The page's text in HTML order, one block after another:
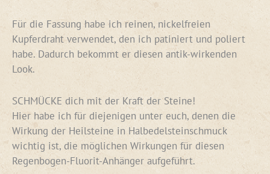
Für die Fassung habe ich reinen, nickelfreien
Kupferdraht verwendet, den ich patiniert und poliert
habe. Dadurch bekommt er diesen antik-wirkenden
Look.
SCHMÜCKE dich mit der Kraft der Steine!
Hier habe ich für diejenigen unter euch, denen die
Wirkung der Heilsteine in Halbedelsteinschmuck
wichtig ist, die möglichen Wirkungen für diesen
Regenbogen-Fluorit-Anhänger aufgeführt.